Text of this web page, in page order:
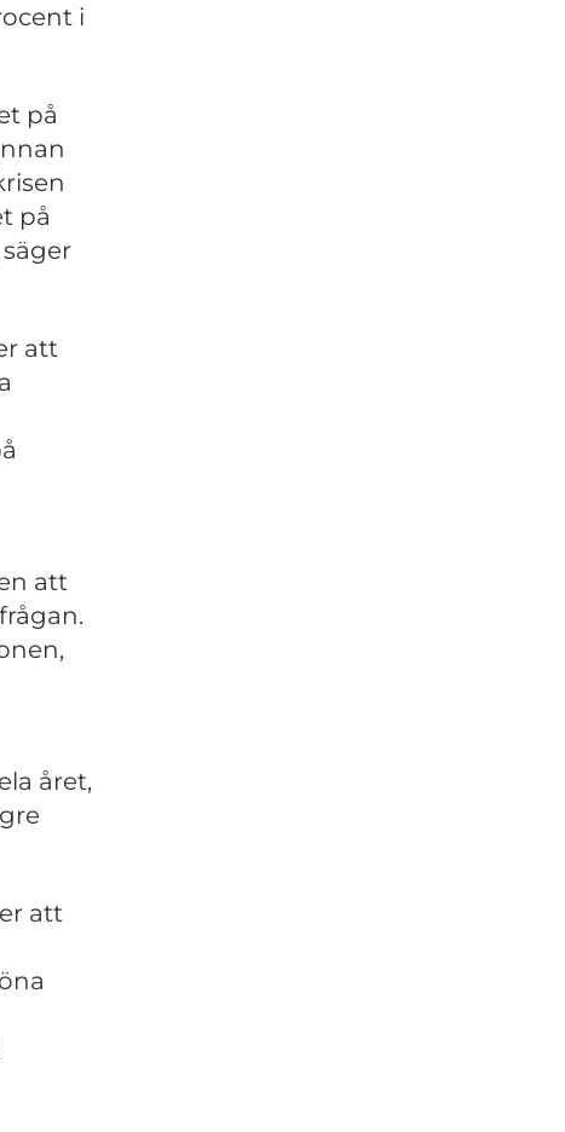
i
på
på
att
att
året,
att